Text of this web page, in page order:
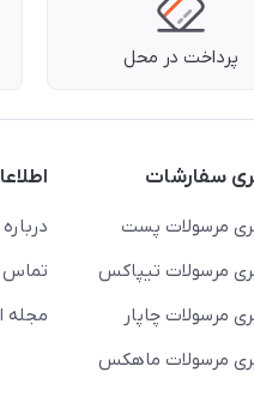
پرداخت در محل
سفارشات
مرسولات پست
مرسولات تیپاکس
مرسولات چاپار
مرسولات ماهکس
تماس
مجله